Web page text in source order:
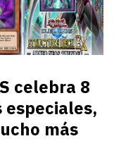
celebra 8
especiales,
más